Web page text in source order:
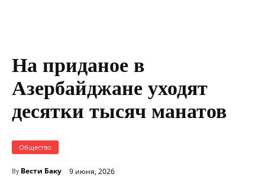
На приданое в
Азербайджане уходят
десятки тысяч манатов
Общество
By Вести Баку 9 июня, 2026